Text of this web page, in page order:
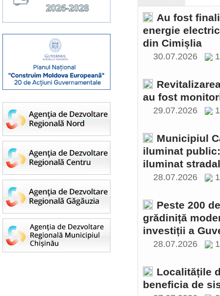
Au fost
energie
din Cimișlia
30.07.2026
au fost
29.07.2026
Municipiul
iluminat
iluminat
28.07.2026
Peste 200
grădiniță
investiții a
28.07.2026
Localitățile
beneficia de